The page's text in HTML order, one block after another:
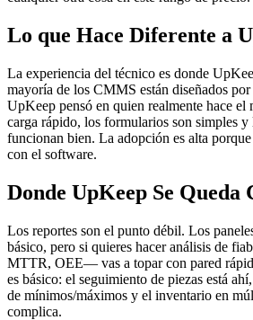
Lo que Hace Diferente a
La experiencia del técnico es donde
mayoría de los CMMS están diseñados por
UpKeep pensó en quien realmente hace el
carga rápido, los formularios son simples
funcionan bien. La adopción es alta
con el software.
Donde UpKeep Se Queda
Los reportes son el punto débil. Los
básico, pero si quieres hacer análisis de
MTTR, OEE— vas a topar con pared
es básico: el seguimiento de piezas está
de mínimos/máximos y el inventario en
complica.